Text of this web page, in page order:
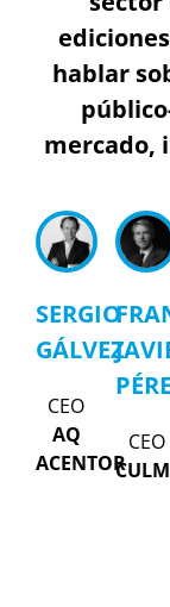
hablar
mercado,
SERGIO
GÁLVEZ
CEO
AQ
ACENTOR
CEO